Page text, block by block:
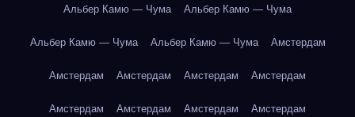
Альбер Камю — Чума Альбер Камю — Чума
Альбер Камю — Чума Альбер Камю — Чума Амстердам
Амстердам Амстердам Амстердам Амстердам
Амстердам Амстердам Амстердам Амстердам